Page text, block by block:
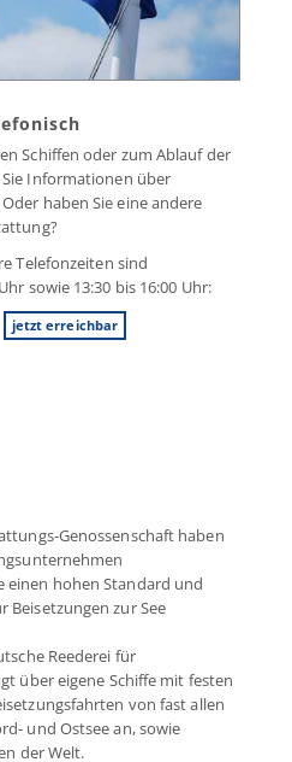
Schiffen oder zum Ablauf der
Informationen über
haben Sie eine andere
Telefonzeiten sind
sowie 13:30 bis 16:00 Uhr:
jetzt erreichbar
Genossenschaft haben
einen hohen Standard und
Beisetzungen zur See
Reederei für
über eigene Schiffe mit festen
von fast allen
und Ostsee an, sowie
der Welt.